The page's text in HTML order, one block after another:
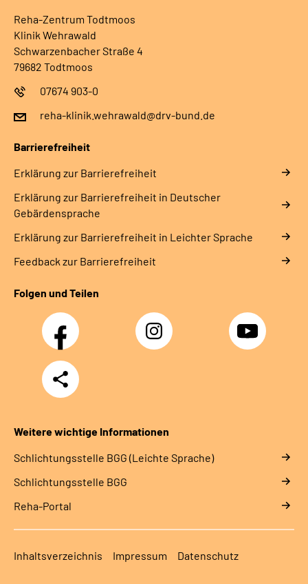
Reha-Zentrum Todtmoos
Klinik Wehrawald
Schwarzenbacher Straße 4
79682 Todtmoos
07674 903-0
reha-klinik.wehrawald@drv-bund.de
Barrierefreiheit
Erklärung zur Barrierefreiheit
Erklärung zur Barrierefreiheit in Deutscher
Gebärdensprache
Erklärung zur Barrierefreiheit in Leichter Sprache
Feedback zur Barrierefreiheit
Folgen und Teilen
Facebook Instagram YouTube
Teilen
Weitere wichtige Informationen
Schlich­tungs­stel­le BGG (Leichte Sprache)
Schlich­tungs­stel­le BGG
Reha-Portal
Inhaltsverzeichnis Impressum Datenschutz